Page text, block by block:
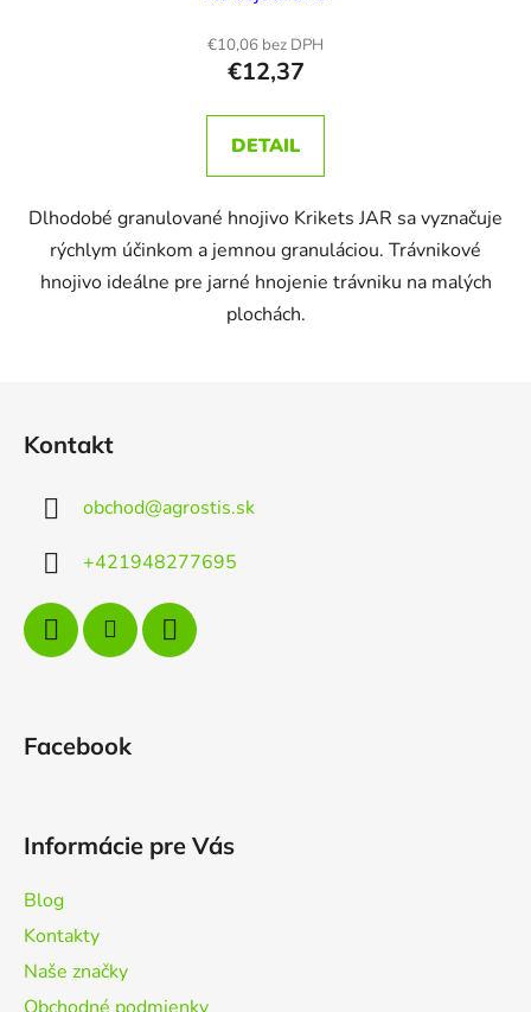
€10,06 bez DPH
€12,37
DETAIL
Dlhodobé granulované hnojivo Krikets JAR sa vyznačuje
rýchlym účinkom a jemnou granuláciou. Trávnikové
hnojivo ideálne pre jarné hnojenie trávniku na malých
plochách.
Kontakt
obchod@agrostis.sk
+421948277695
Facebook
Informácie pre Vás
Blog
Kontakty
Naše značky